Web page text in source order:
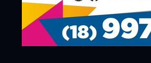
» Depósito em conta